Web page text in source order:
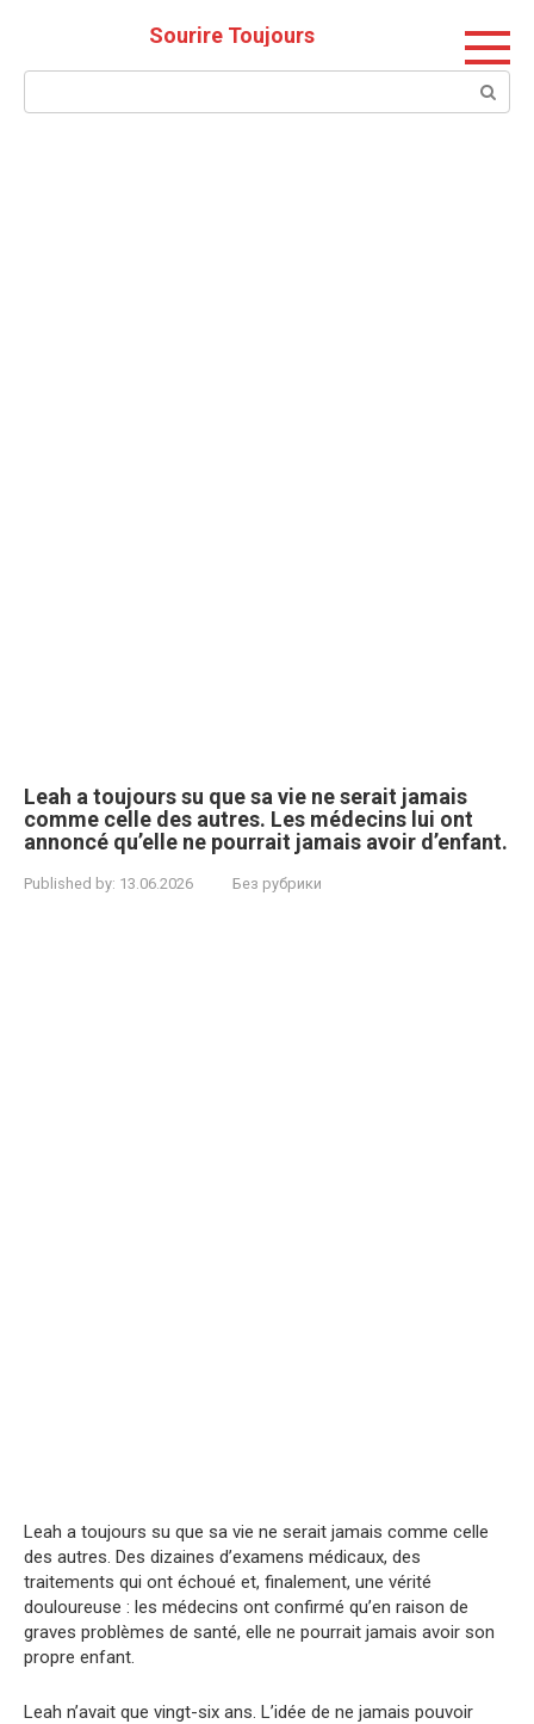
Sourire Toujours
Search:
Leah a toujours su que sa vie ne serait jamais
comme celle des autres. Les médecins lui ont
annoncé qu’elle ne pourrait jamais avoir d’enfant.
Published by: 13.06.2026 Без рубрики
Leah a toujours su que sa vie ne serait jamais comme celle
des autres. Des dizaines d’examens médicaux, des
traitements qui ont échoué et, finalement, une vérité
douloureuse : les médecins ont confirmé qu’en raison de
graves problèmes de santé, elle ne pourrait jamais avoir son
propre enfant.
Leah n’avait que vingt-six ans. L’idée de ne jamais pouvoir